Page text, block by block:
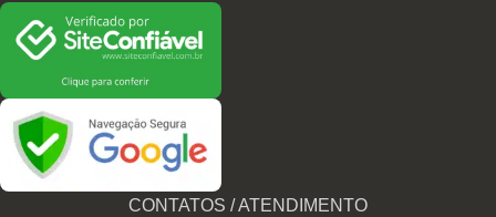
CONTATOS / ATENDIMENTO